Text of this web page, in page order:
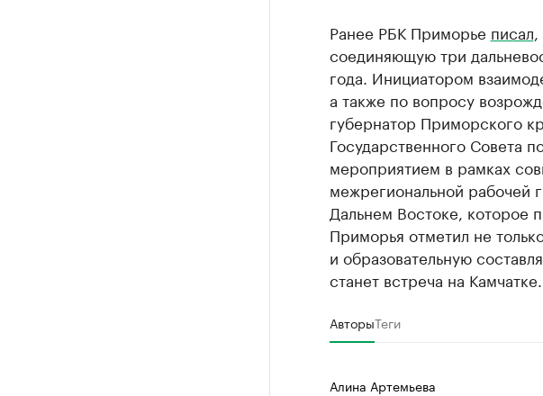
Ранее РБК Приморье писал
соединяющую три
года. Инициатором
а также по вопросу
губернатор Приморского
Государственного Совета
мероприятием в рамках
межрегиональной рабочей
Дальнем Востоке, которое
Приморья отметил не
и образовательную
станет встреча на Камчатке.
АвторыТеги
Алина Артемьева